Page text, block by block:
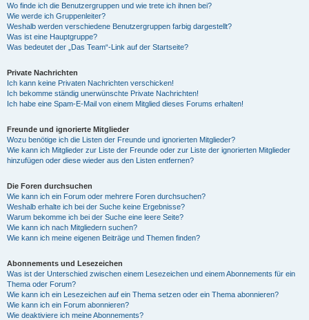
Wo finde ich die Benutzergruppen und wie trete ich ihnen bei?
Wie werde ich Gruppenleiter?
Weshalb werden verschiedene Benutzergruppen farbig dargestellt?
Was ist eine Hauptgruppe?
Was bedeutet der „Das Team“-Link auf der Startseite?
Private Nachrichten
Ich kann keine Privaten Nachrichten verschicken!
Ich bekomme ständig unerwünschte Private Nachrichten!
Ich habe eine Spam-E-Mail von einem Mitglied dieses Forums erhalten!
Freunde und ignorierte Mitglieder
Wozu benötige ich die Listen der Freunde und ignorierten Mitglieder?
Wie kann ich Mitglieder zur Liste der Freunde oder zur Liste der ignorierten Mitglieder
hinzufügen oder diese wieder aus den Listen entfernen?
Die Foren durchsuchen
Wie kann ich ein Forum oder mehrere Foren durchsuchen?
Weshalb erhalte ich bei der Suche keine Ergebnisse?
Warum bekomme ich bei der Suche eine leere Seite?
Wie kann ich nach Mitgliedern suchen?
Wie kann ich meine eigenen Beiträge und Themen finden?
Abonnements und Lesezeichen
Was ist der Unterschied zwischen einem Lesezeichen und einem Abonnements für ein
Thema oder Forum?
Wie kann ich ein Lesezeichen auf ein Thema setzen oder ein Thema abonnieren?
Wie kann ich ein Forum abonnieren?
Wie deaktiviere ich meine Abonnements?